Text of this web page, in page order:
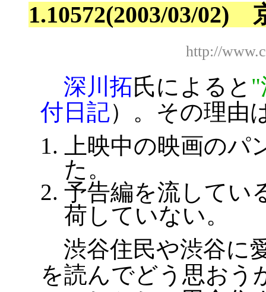
1.10572(2003/03/02)
http://
深川拓氏によると
付日記）。その理由
上映中の映画の
た。
予告編を流してい
荷していない。
渋谷住民や渋谷に
を読んでどう思おう